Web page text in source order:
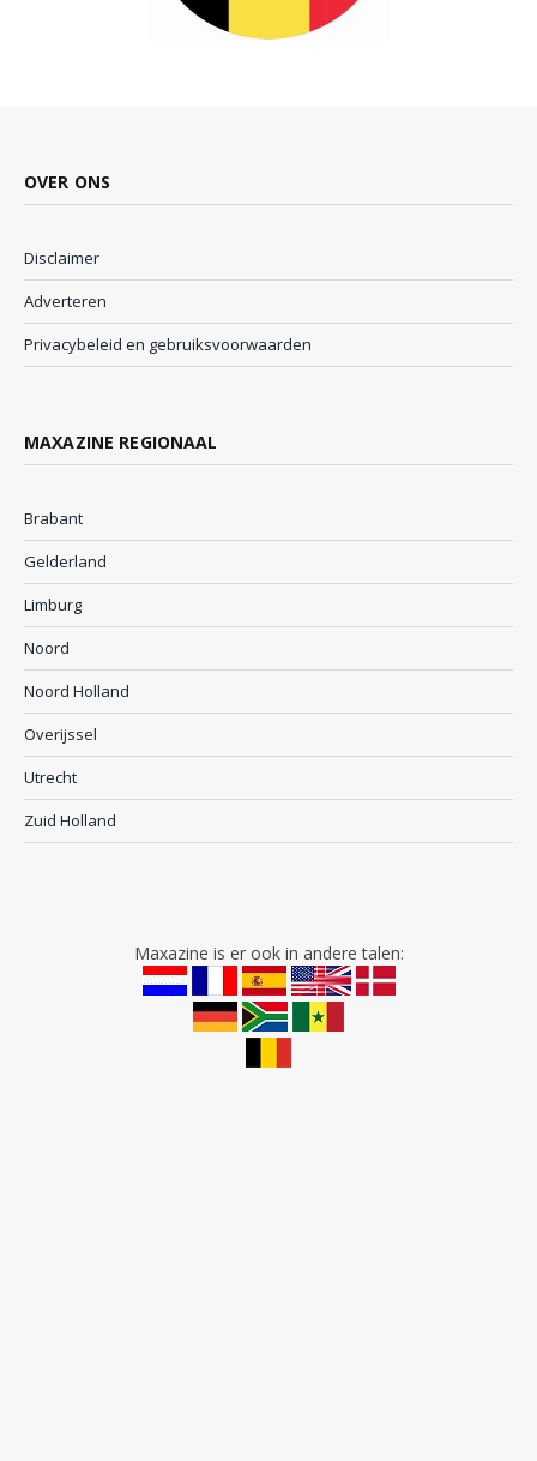
OVER ONS
Disclaimer
Adverteren
Privacybeleid en gebruiksvoorwaarden
MAXAZINE REGIONAAL
Brabant
Gelderland
Limburg
Noord
Noord Holland
Overijssel
Utrecht
Zuid Holland
Maxazine is er ook in andere talen: